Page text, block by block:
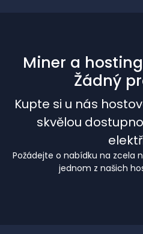
Miner a
Žádný
Kupte si u nás
skvělou
Požádejte o nabídku na zcela
jednom z našich